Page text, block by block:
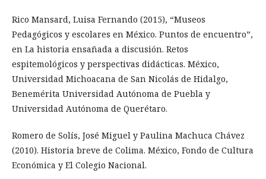
Rico Mansard, Luisa Fernando (2015), “Museos
Pedagógicos y escolares en México. Puntos de encuentro”,
en La historia ensañada a discusión. Retos
espitemológicos y perspectivas didácticas. México,
Universidad Michoacana de San Nicolás de Hidalgo,
Benemérita Universidad Autónoma de Puebla y
Universidad Autónoma de Querétaro.
Romero de Solís, José Miguel y Paulina Machuca Chávez
(2010). Historia breve de Colima. México, Fondo de Cultura
Económica y El Colegio Nacional.